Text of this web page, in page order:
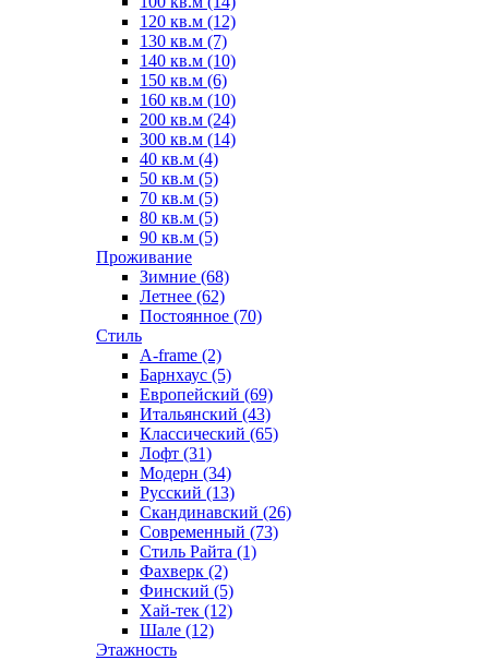
120 кв.м (12)
130 кв.м (7)
140 кв.м (10)
150 кв.м (6)
160 кв.м (10)
200 кв.м (24)
300 кв.м (14)
40 кв.м (4)
50 кв.м (5)
70 кв.м (5)
80 кв.м (5)
90 кв.м (5)
Проживание
Зимние (68)
Летнее (62)
Постоянное (70)
Стиль
A-frame (2)
Барнхаус (5)
Европейский (69)
Итальянский (43)
Классический (65)
Лофт (31)
Модерн (34)
Русский (13)
Скандинавский (26)
Современный (73)
Стиль Райта (1)
Фахверк (2)
Финский (5)
Хай-тек (12)
Шале (12)
Этажность